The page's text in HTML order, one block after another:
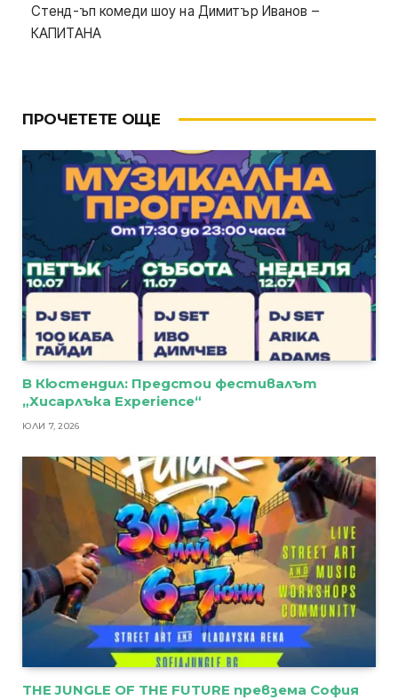
Стенд-ъп комеди шоу на Димитър Иванов –
КАПИТАНА
ПРОЧЕТЕТЕ ОЩЕ
В Кюстендил: Предстои фестивалът
„Хисарлъка Experience“
ЮЛИ 7, 2026
THE JUNGLE OF THE FUTURE превзема София